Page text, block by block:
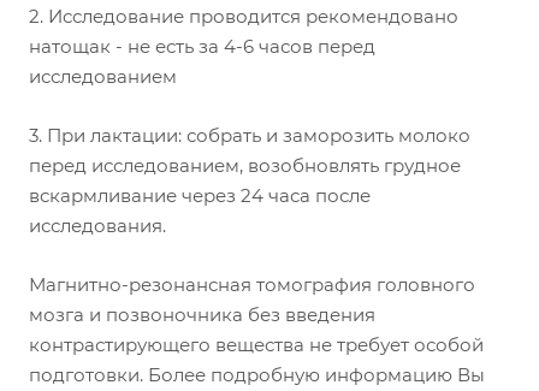
2. Исследование проводится рекомендовано
натощак - не есть за 4-6 часов перед
исследованием
3. При лактации: собрать и заморозить молоко
перед исследованием, возобновлять грудное
вскармливание через 24 часа после
исследования.
Магнитно-резонансная томография головного
мозга и позвоночника без введения
контрастирующего вещества не требует особой
подготовки. Более подробную информацию Вы